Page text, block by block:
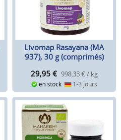
Livomap Rasayana (MA
937), 30 g (comprimés)
29,95 € 998,33 € / kg
en stock 1-3 jours